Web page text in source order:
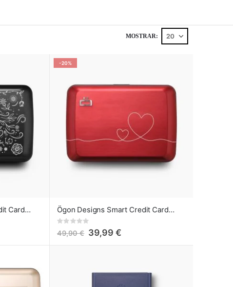
MOSTRAR
Ögon Designs Smart Credit Card Case V2 - Cartera de Aluminio Muertos
-20%
Ögon Designs Smart Credit Card Case V2 - Cartera de Aluminio Love
Rating:
49,90 € 39,99 €